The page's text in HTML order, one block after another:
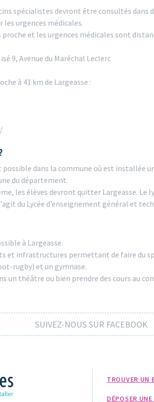
spécialistes devront être consultés dans
les urgences médicales.
et les urgences médicales sont
9, Avenue du Maréchal Leclerc
à 41 km de Largeasse :
dans la commune où est installée
du département.
les élèves devront quitter Largeasse. Le
du Lycée d’enseignement général et
à Largeasse.
et infrastructures permettant de faire du
rugby) et un gymnase.
un théâtre ou bien prendre des cours au
SUIVEZ-NOUS SUR FACEBOOK
TROUVER UN
DÉPOSER